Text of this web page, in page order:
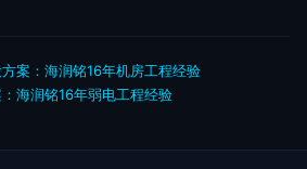
案：海润铭16年机房工程经验
海润铭16年弱电工程经验